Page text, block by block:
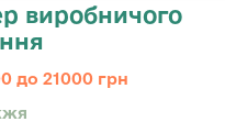
виробничого
до 21000 грн